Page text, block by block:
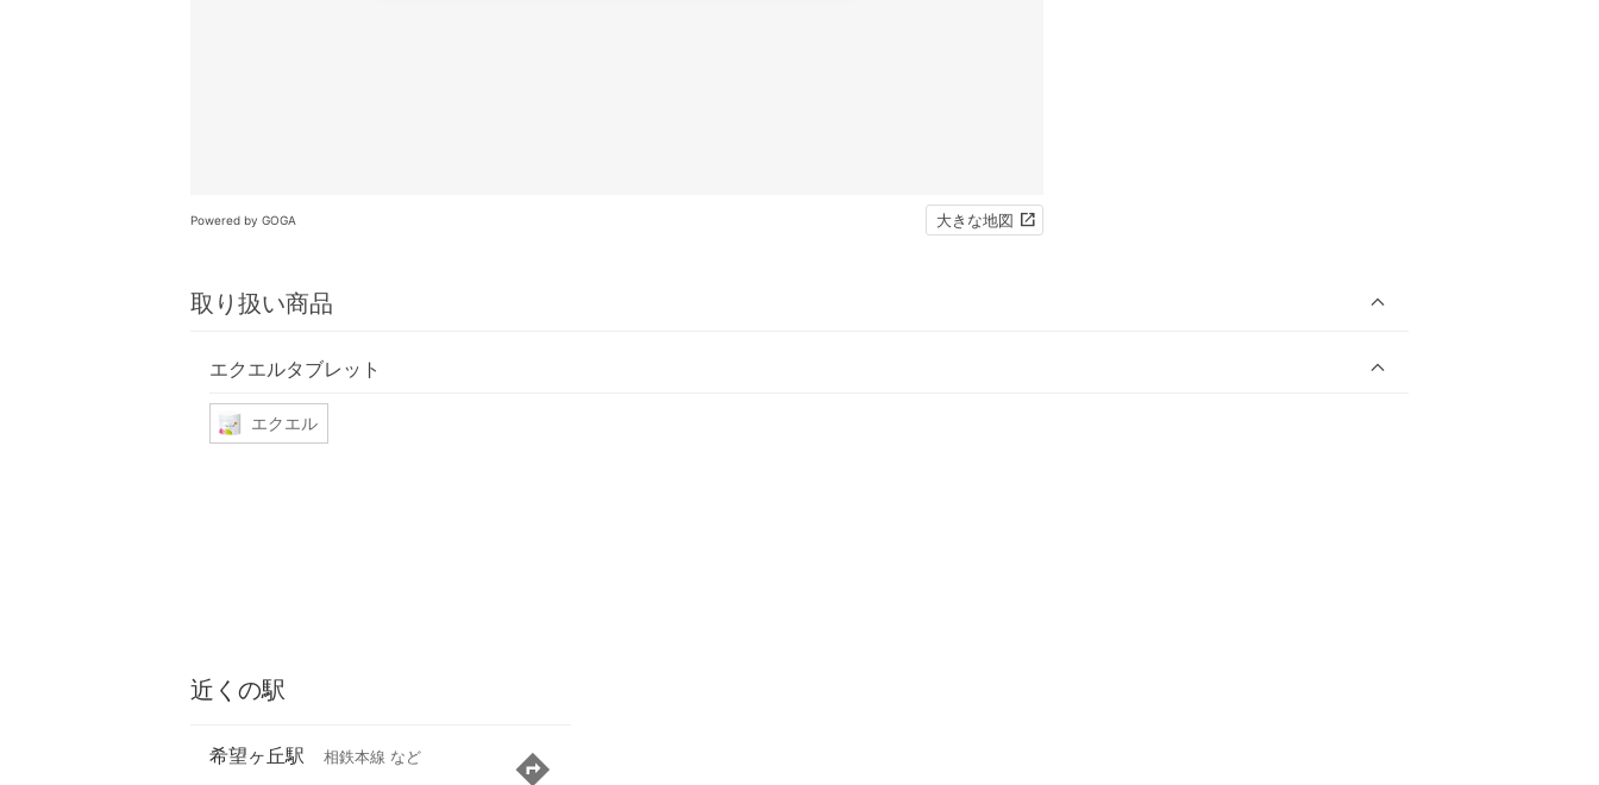
Powered by GOGA 大きな地図
取り扱い商品
エクエルタブレット
エクエル
近くの駅
希望ヶ丘駅 相鉄本線 など